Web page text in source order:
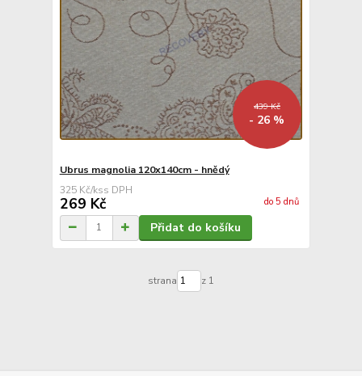
439 Kč
- 26 %
Ubrus magnolia 120x140cm - hnědý
325 Kč/ks
269 Kč do 5 dnů
Přidat do košíku
strana z 1